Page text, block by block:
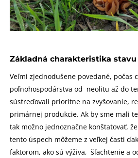
Základná charakteristika stavu
Veľmi zjednodušene povedané, počas
poľnohospodárstva od neolitu až do
sústreďovali prioritne na zvyšovanie,
primárnej produkcie. Ak by sme mali
tak možno jednoznačne konštatovať,
tento úspech môžeme z veľkej časti
faktorom, ako sú výživa, šľachtenie a